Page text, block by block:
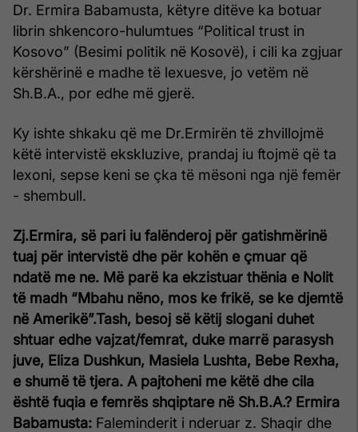
Dr. Ermira Babamusta, këtyre ditëve ka botuar
librin shkencoro-hulumtues “Political trust in
Kosovo” (Besimi politik në Kosovë), i cili ka zgjuar
kërshërinë e madhe të lexuesve, jo vetëm në
Sh.B.A., por edhe më gjerë.
Ky ishte shkaku që me Dr.Ermirën të zhvillojmë
këtë intervistë ekskluzive, prandaj iu ftojmë që ta
lexoni, sepse keni se çka të mësoni nga një femër
- shembull.
Zj.Ermira, së pari iu falënderoj për gatishmërinë
tuaj për intervistë dhe për kohën e çmuar që
ndatë me ne. Më parë ka ekzistuar thënia e Nolit
të madh “Mbahu nëno, mos ke frikë, se ke djemtë
në Amerikë”.Tash, besoj së këtij slogani duhet
shtuar edhe vajzat/femrat, duke marrë parasysh
juve, Eliza Dushkun, Masiela Lushta, Bebe Rexha,
e shumë të tjera. A pajtoheni me këtë dhe cila
është fuqia e femrës shqiptare në Sh.B.A.? Ermira
Babamusta: Faleminderit i nderuar z. Shaqir dhe